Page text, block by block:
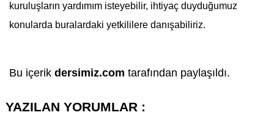
kuruluşların yardımım isteyebilir, ihtiyaç duyduğumuz
konularda buralardaki yetkililere danışabiliriz.
Bu içerik dersimiz.com tarafından paylaşıldı.
YAZILAN YORUMLAR :